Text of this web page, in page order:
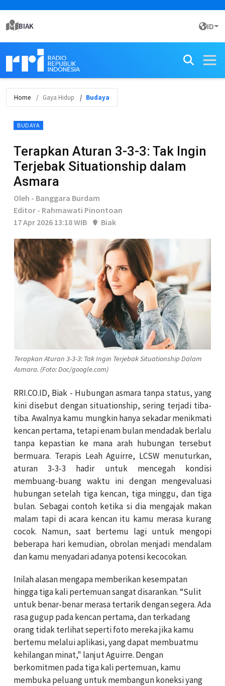
BIAK ID
Home Gaya Hidup Budaya
BUDAYA
Terapkan Aturan 3-3-3: Tak Ingin
Terjebak Situationship dalam
Asmara
Oleh - Banggara Burdam
Editor - Rahmawati Pinontoan
17 Apr 2026 13:18 WIB
Biak
Terapkan Aturan 3-3-3: Tak Ingin Terjebak Situationship Dalam
Asmara. (Foto: Doc/google.com)
RRI.CO.ID, Biak - Hubungan asmara tanpa status, yang
kini disebut dengan situationship, sering terjadi tiba-
tiba. Awalnya kamu mungkin hanya sekadar menikmati
kencan pertama, tetapi enam bulan mendadak berlalu
tanpa kepastian ke mana arah hubungan tersebut
bermuara. Terapis Leah Aguirre, LCSW menuturkan,
aturan 3-3-3 hadir untuk mencegah kondisi
membuang-buang waktu ini dengan mengevaluasi
hubungan setelah tiga kencan, tiga minggu, dan tiga
bulan. Sebagai contoh ketika si dia mengajak makan
malam tapi di acara kencan itu kamu merasa kurang
cocok. Namun, saat bertemu lagi untuk mengopi
beberapa hari kemudian, obrolan menjadi mendalam
dan kamu menyadari adanya potensi kecocokan.
Inilah alasan mengapa memberikan kesempatan
hingga tiga kali pertemuan sangat disarankan. “Sulit
untuk benar-benar merasa tertarik dengan segera. Ada
rasa gugup pada kencan pertama, dan terkadang
orang tidak terlihat seperti foto mereka jika kamu
bertemu melalui aplikasi, yang dapat membuatmu
kehilangan minat," lanjut Aguirre. Dengan
berkomitmen pada tiga kali pertemuan, kamu
membuka peluang untuk membangun koneksi yang